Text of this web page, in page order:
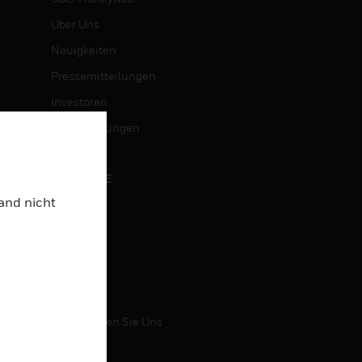
Über Uns
Neuigkeiten
Pressemitteilungen
Investoren
Veranstaltungen
KARRIERE
Karriere
Kontaktieren Sie Uns
nicht